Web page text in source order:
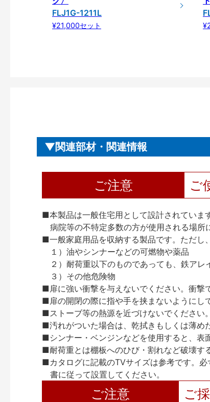
FLJ1G-1211L
¥21,000セット
関連部材・関連情報
ご注意 ご
■本製品は一般住宅用として設計されています
病院等の不特定多数の方が使用される場所
■一般家庭用品を収納する製品です。ただし
１）油やシンナーなどの可燃物や薬品
２）耐荷重以下のものであっても、鉄アレ
３）その他危険物
■扉に強い衝撃を与えないでください。衝撃
■扉の開閉の際に指や手を挟まないようにし
■ストーブ等の熱源を近づけないでください
■汚れがついた場合は、乾拭きもしくは薄め
■シンナー・ベンジンなどを使用すると、表
■耐荷重とは棚板へのひび・割れなど破壊す
■カタログに記載のTVサイズは参考です。
書に従って設置してください。
ご注意 ご